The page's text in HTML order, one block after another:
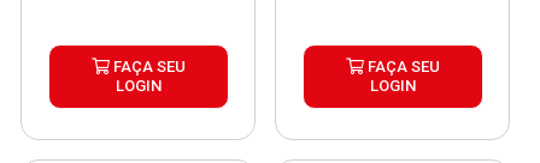
FAÇA SEU
LOGIN
FAÇA SEU
LOGIN